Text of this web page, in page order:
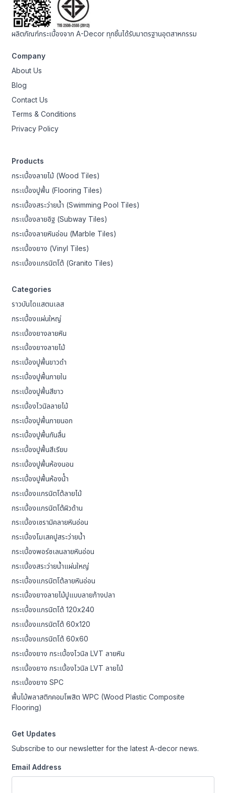
ผลิตภัณฑ์กระเบื้องจาก A-Decor ทุกชิ้นได้รับมาตรฐานอุตสาหกรรม
Company
About Us
Blog
Contact Us
Terms & Conditions
Privacy Policy
Products
กระเบื้องลายไม้ (Wood Tiles)
กระเบื้องปูพื้น (Flooring Tiles)
กระเบื้องสระว่ายน้ำ (Swimming Pool Tiles)
กระเบื้องลายอิฐ (Subway Tiles)
กระเบื้องลายหินอ่อน (Marble Tiles)
กระเบื้องยาง (Vinyl Tiles)
กระเบื้องแกรนิตโต้ (Granito Tiles)
Categories
ราวบันไดแสตนเลส
กระเบื้องแผ่นใหญ่
กระเบื้องยางลายหิน
กระเบื้องยางลายไม้
กระเบื้องปูพื้นขาวดำ
กระเบื้องปูพื้นภายใน
กระเบื้องปูพื้นสีขาว
กระเบื้องไวนิลลายไม้
กระเบื้องปูพื้นภายนอก
กระเบื้องปูพื้นกันลื่น
กระเบื้องปูพื้นสีเรียบ
กระเบื้องปูพื้นห้องนอน
กระเบื้องปูพื้นห้องน้ํา
กระเบื้องแกรนิตโต้ลายไม้
กระเบื้องแกรนิตโต้ผิวด้าน
กระเบื้องเซรามิคลายหินอ่อน
กระเบื้องโมเสคปูสระว่ายน้ำ
กระเบื้องพอร์ซเลนลายหินอ่อน
กระเบื้องสระว่ายน้ำแผ่นใหญ่
กระเบื้องแกรนิตโต้ลายหินอ่อน
กระเบื้องยางลายไม้ปูแบบลายก้างปลา
กระเบื้องแกรนิตโต้ 120x240
กระเบื้องแกรนิตโต้ 60x120
กระเบื้องแกรนิตโต้ 60x60
กระเบื้องยาง กระเบื้องไวนิล LVT ลายหิน
กระเบื้องยาง กระเบื้องไวนิล LVT ลายไม้
กระเบื้องยาง SPC
พื้นไม้พลาสติกคอมโพสิต WPC (Wood Plastic Composite
Flooring)
Get Updates
Subscribe to our newsletter for the latest A-decor news.
Email Address